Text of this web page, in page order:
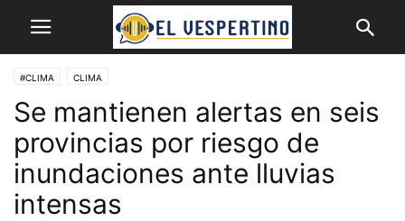
#CLIMA CLIMA
Se mantienen alertas en seis
provincias por riesgo de
inundaciones ante lluvias
intensas